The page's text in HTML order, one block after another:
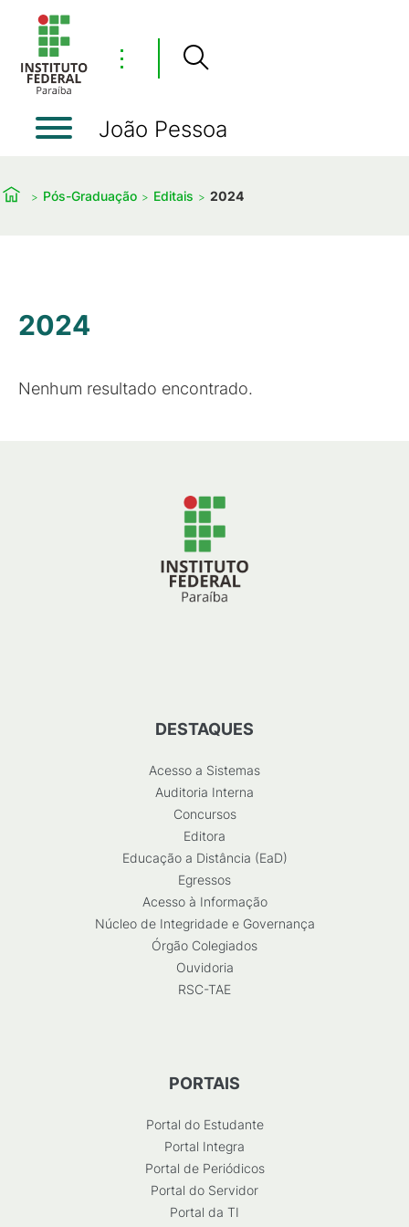
⋮
João Pessoa
Pós-Graduação Editais 2024
2024
Nenhum resultado encontrado.
DESTAQUES
Acesso a Sistemas
Auditoria Interna
Concursos
Editora
Educação a Distância (EaD)
Egressos
Acesso à Informação
Núcleo de Integridade e Governança
Órgão Colegiados
Ouvidoria
RSC-TAE
PORTAIS
Portal do Estudante
Portal Integra
Portal de Periódicos
Portal do Servidor
Portal da TI